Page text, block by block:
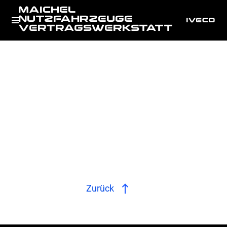
MAICHEL
NUTZFAHRZEUGE
VERTRAGSWERKSTATT
Zurück